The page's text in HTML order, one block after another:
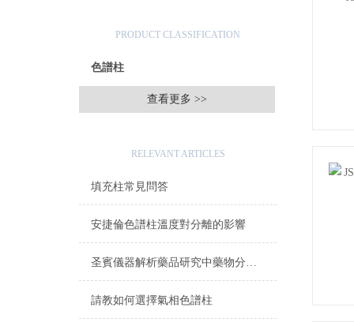
PRODUCT CLASSIFICATION
色譜柱
查看更多 >>
RELEVANT ARTICLES
填充柱常見問答
安捷倫色譜柱溫度對分離的影響
圣賓儀器解析藥品研究中藥物分析C18 色譜柱的差異與選擇
請教如何選擇氣相色譜柱